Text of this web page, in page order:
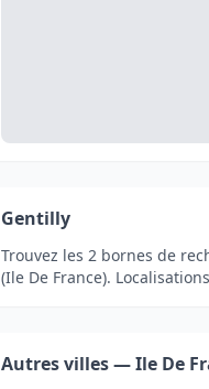
Gentilly
Trouvez les 2 bornes de
(Ile De France).
Autres villes — Ile De